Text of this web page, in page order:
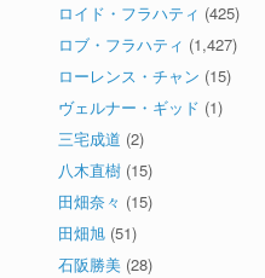
ロイド・フラハティ (425)
ロブ・フラハティ (1,427)
ローレンス・チャン (15)
ヴェルナー・ギッド (1)
三宅成道 (2)
八木直樹 (15)
田畑奈々 (15)
田畑旭 (51)
石阪勝美 (28)